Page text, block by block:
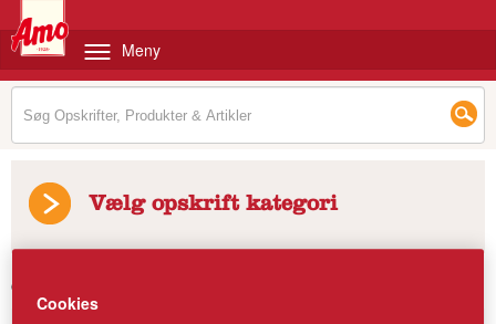
Meny
Vælg opskrift kategori
Opskrifter
Cookies